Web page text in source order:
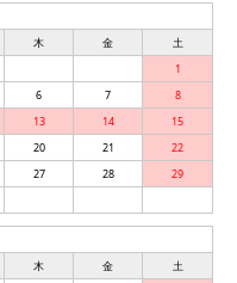
木 金
土
1
6 7
8
13 14
15
20 21
22
27 28
29
木 金
土